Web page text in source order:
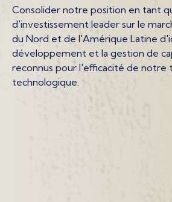
Consolider notre position en tant
d'investissement leader sur le
du Nord et de l'Amérique Latine
développement et la gestion de
reconnus pour l'efficacité de notre
technologique.